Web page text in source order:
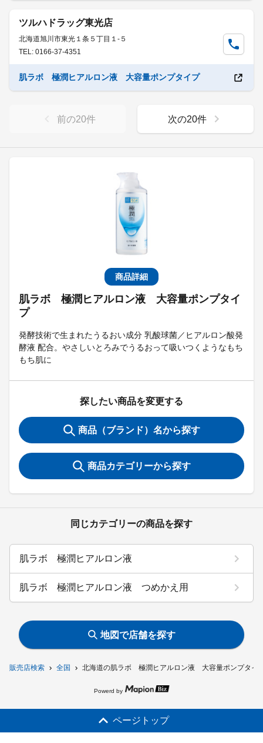
販売店検索 全国 北海道の肌ラボ 極潤ヒアルロン液 大容量ポンプタイ
商品詳細
肌ラボ 極潤ヒアルロン液 大容量ポンプタイ
プ
発酵技術で生まれたうるおい成分 乳酸球菌／ヒアルロン酸発
酵液 配合。やさしいとろみでうるおって吸いつくようなもち
もち肌に
探したい商品を変更する
商品（ブランド）名から探す
商品カテゴリーから探す
同じカテゴリーの商品を探す
肌ラボ 極潤ヒアルロン液
肌ラボ 極潤ヒアルロン液 つめかえ用
ツルハドラッグ東光店
北海道旭川市東光１条５丁目１-５
TEL: 0166-37-4351
肌ラボ 極潤ヒアルロン液 大容量ポンプタイプ
前の20件 次の20件
地図で店舗を探す
Powerd by
ページトップ